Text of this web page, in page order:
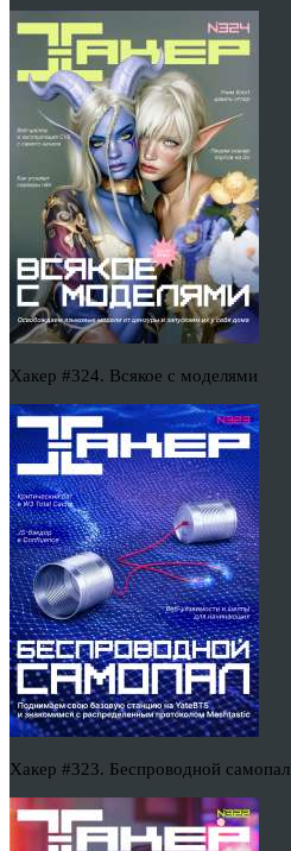
Хакер #324. Всякое с моделями
Хакер #323. Беспроводной самопал